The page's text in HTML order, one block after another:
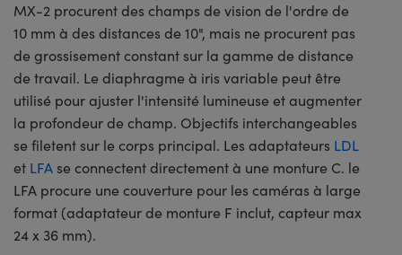
MX-2 procurent des champs de vision de l'ordre de
10 mm à des distances de 10", mais ne procurent pas
de grossisement constant sur la gamme de distance
de travail. Le diaphragme à iris variable peut être
utilisé pour ajuster l'intensité lumineuse et augmenter
la profondeur de champ. Objectifs interchangeables
se filetent sur le corps principal. Les adaptateurs LDL
et LFA se connectent directement à une monture C. le
LFA procure une couverture pour les caméras à large
format (adaptateur de monture F inclut, capteur max
24 x 36 mm).